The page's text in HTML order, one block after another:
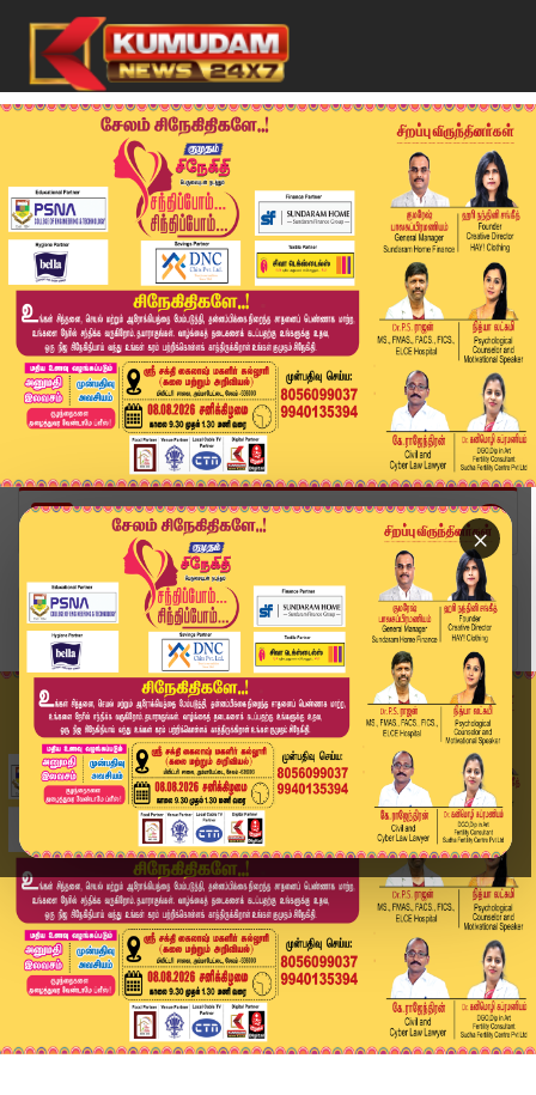
×
Home
தமிழ்நாடு
அனைத்து மாவட்டங்களுக்கும் பொறுப்பு அமைச்சர்கள் ...